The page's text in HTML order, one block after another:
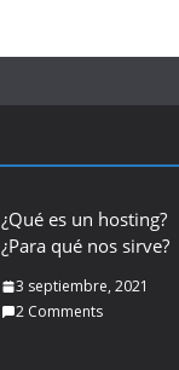
¿Qué es un hosting?
¿Para qué nos sirve?
3 septiembre, 2021
2 Comments